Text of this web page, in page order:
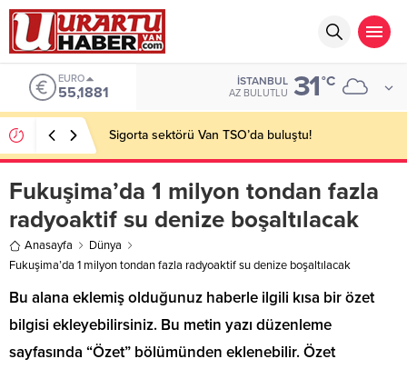
EURO
55,1881
İSTANBUL
AZ BULUTLU 31°C
Sigorta sektörü Van TSO’da buluştu!
Fukuşima’da 1 milyon tondan fazla
radyoaktif su denize boşaltılacak
Anasayfa
Dünya
Fukuşima’da 1 milyon tondan fazla radyoaktif su denize boşaltılacak
Bu alana eklemiş olduğunuz haberle ilgili kısa bir özet
bilgisi ekleyebilirsiniz. Bu metin yazı düzenleme
sayfasında “Özet” bölümünden eklenebilir. Özet